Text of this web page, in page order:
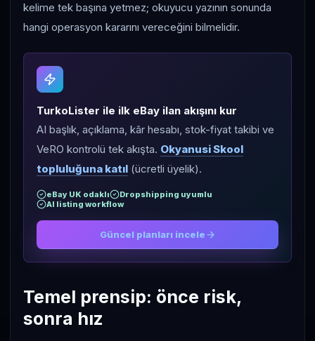
kelime tek başına yetmez; okuyucu yazının sonunda
hangi operasyon kararını vereceğini bilmelidir.
TurkoLister ile ilk eBay ilan akışını kur
AI başlık, açıklama, kâr hesabı, stok-fiyat takibi ve
VeRO kontrolü tek akışta. Okyanusi Skool
topluluğuna katıl (ücretli üyelik).
eBay UK odaklı
Dropshipping uyumlu
AI listing workflow
Güncel planları incele
Temel prensip: önce risk,
sonra hız